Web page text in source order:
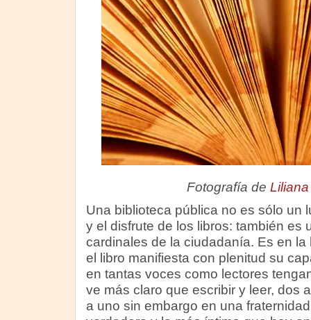
Fotografía de
Una biblioteca pública no es sólo un
y el disfrute de los libros: también es
cardinales de la ciudadanía. Es en
el libro manifiesta con plenitud su
en tantas voces como lectores
ve más claro que escribir y leer, dos
a uno sin embargo en una